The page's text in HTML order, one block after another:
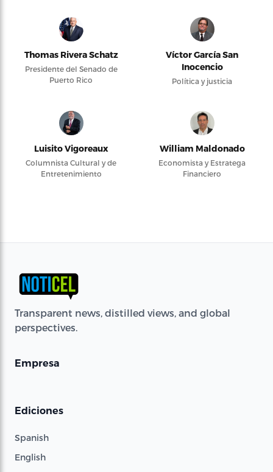
Thomas Rivera Schatz
Presidente del Senado de
Puerto Rico
Víctor García San
Inocencio
Política y justicia
Luisito Vigoreaux
Columnista Cultural y de
Entretenimiento
William Maldonado
Economista y Estratega
Financiero
Transparent news, distilled views, and global
perspectives.
Empresa
Ediciones
Spanish
English